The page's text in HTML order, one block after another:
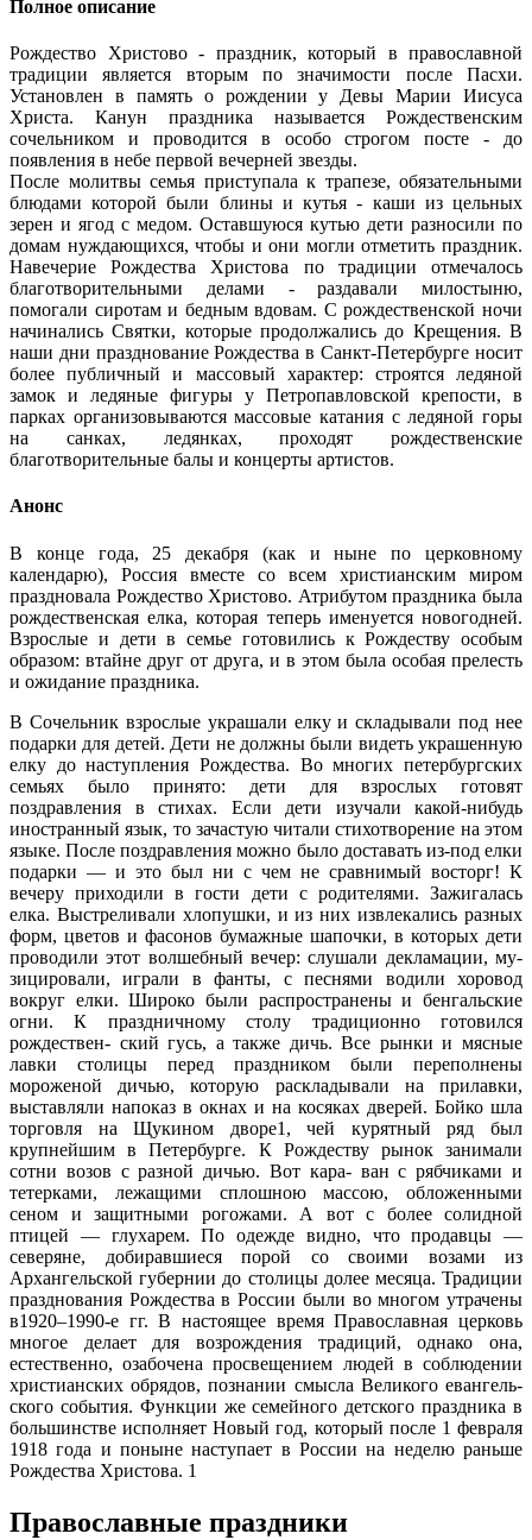
Полное описание
Рождество Христово - праздник, который в православной
традиции является вторым по значимости после Пасхи.
Установлен в память о рождении у Девы Марии Иисуса
Христа. Канун праздника называется Рождественским
сочельником и проводится в особо строгом посте - до
появления в небе первой вечерней звезды.
После молитвы семья приступала к трапезе, обязательными
блюдами которой были блины и кутья - каши из цельных
зерен и ягод с медом. Оставшуюся кутью дети разносили по
домам нуждающихся, чтобы и они могли отметить праздник.
Навечерие Рождества Христова по традиции отмечалось
благотворительными делами - раздавали милостыню,
помогали сиротам и бедным вдовам. С рождественской ночи
начинались Святки, которые продолжались до Крещения. В
наши дни празднование Рождества в Санкт-Петербурге носит
более публичный и массовый характер: строятся ледяной
замок и ледяные фигуры у Петропавловской крепости, в
парках организовываются массовые катания с ледяной горы
на санках, ледянках, проходят рождественские
благотворительные балы и концерты артистов.
Анонс
В конце года, 25 декабря (как и ныне по церковному
календарю), Россия вместе со всем христианским миром
праздновала Рождество Христово. Атрибутом праздника была
рождественская елка, которая теперь именуется новогодней.
Взрослые и дети в семье готовились к Рождеству особым
образом: втайне друг от друга, и в этом была особая прелесть
и ожидание праздника.
В Сочельник взрослые украшали елку и складывали под нее
подарки для детей. Дети не должны были видеть украшенную
елку до наступления Рождества. Во многих петербургских
семьях было принято: дети для взрослых готовят
поздравления в стихах. Если дети изучали какой-нибудь
иностранный язык, то зачастую читали стихотворение на этом
языке. После поздравления можно было доставать из-под елки
подарки — и это был ни с чем не сравнимый восторг! К
вечеру приходили в гости дети с родителями. Зажигалась
елка. Выстреливали хлопушки, и из них извлекались разных
форм, цветов и фасонов бумажные шапочки, в которых дети
проводили этот волшебный вечер: слушали декламации, му-
зицировали, играли в фанты, с песнями водили хоровод
вокруг елки. Широко были распространены и бенгальские
огни. К праздничному столу традиционно готовился
рождествен- ский гусь, а также дичь. Все рынки и мясные
лавки столицы перед праздником были переполнены
мороженой дичью, которую раскладывали на прилавки,
выставляли напоказ в окнах и на косяках дверей. Бойко шла
торговля на Щукином дворе1, чей курятный ряд был
крупнейшим в Петербурге. К Рождеству рынок занимали
сотни возов с разной дичью. Вот кара- ван с рябчиками и
тетерками, лежащими сплошною массою, обложенными
сеном и защитными рогожами. А вот с более солидной
птицей — глухарем. По одежде видно, что продавцы —
северяне, добиравшиеся порой со своими возами из
Архангельской губернии до столицы долее месяца. Традиции
празднования Рождества в России были во многом утрачены
в1920–1990-е гг. В настоящее время Православная церковь
многое делает для возрождения традиций, однако она,
естественно, озабочена просвещением людей в соблюдении
христианских обрядов, познании смысла Великого евангель-
ского события. Функции же семейного детского праздника в
большинстве исполняет Новый год, который после 1 февраля
1918 года и поныне наступает в России на неделю раньше
Рождества Христова. 1
Православные праздники